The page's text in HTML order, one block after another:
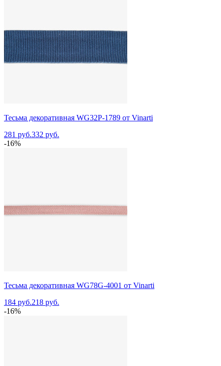
Тесьма декоративная WG32P-1789 от Vinarti
281 руб.332 руб.
-16%
Тесьма декоративная WG78G-4001 от Vinarti
184 руб.218 руб.
-16%